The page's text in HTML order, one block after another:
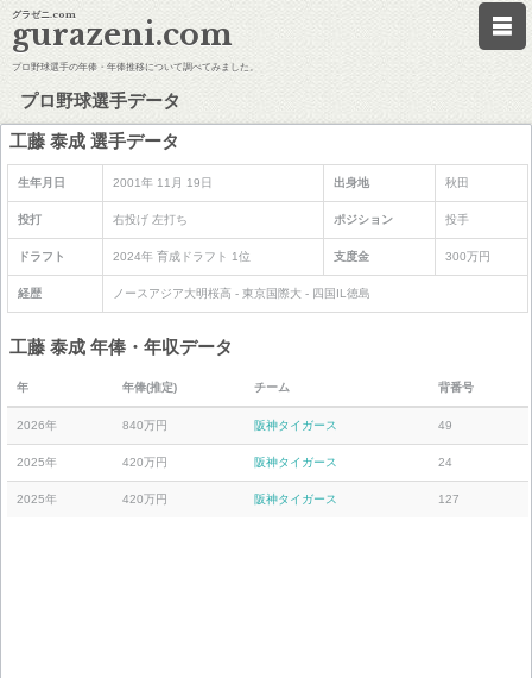
グラゼニ.com
gurazeni.com
プロ野球選手の年俸・年俸推移について調べてみました。
プロ野球選手データ
工藤 泰成 選手データ
生年月日 2001年 11月 19日 出身地 秋田
投打 右投げ 左打ち ポジション 投手
ドラフト 2024年 育成ドラフト 1位 支度金 300万円
経歴 ノースアジア大明桜高 - 東京国際大 - 四国IL徳島
工藤 泰成 年俸・年収データ
年 年俸(推定) チーム 背番号
2026年 840万円 阪神タイガース 49
2025年 420万円 阪神タイガース 24
2025年 420万円 阪神タイガース 127